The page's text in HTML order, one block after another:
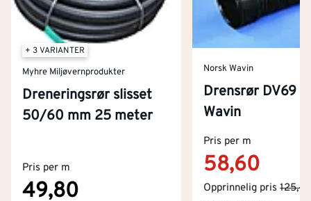
+ 3 VARIANTER
Myhre Miljøvernprodukter
Dreneringsrør slisset
50/60 mm 25 meter
Pris per m
49,80
Norsk Wavin
Drensrør DV69
Wavin
Pris per m
58,60
Opprinnelig pris 125,-
Kjøpsbetingelser
Tjenester
Byggevarehus og åpningstider